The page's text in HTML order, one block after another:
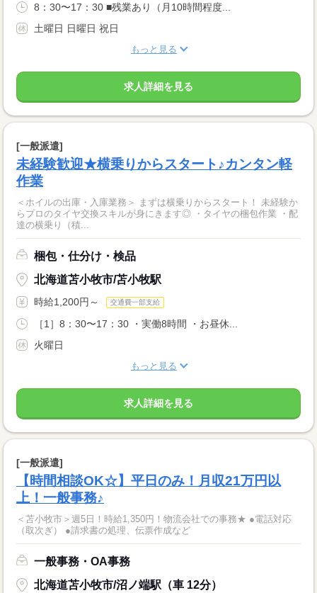
8：30〜17：30 ■残業あり（月10時間程度...
土曜日 日曜日 祝日
もっと見る
求人詳細を見る
[一般派遣]
未経験歓迎★横乗りからスタート♪カンタン軽
作業
＜ホイルの出庫・入庫業務＞ まずは横乗りからスタート！ 未経験か
らプロのタイヤ交換スキルが身にきます◎ ・タイヤの梱包作業 ・配
達の横乗り（積...
梱包・仕分け・検品
北海道苫小牧市/苫小牧駅
時給1,200円～ 交通費一部支給
［1］8：30〜17：30 ・実働8時間 ・お昼休...
火曜日
もっと見る
求人詳細を見る
[一般派遣]
【時間相談OK☆】平日のみ！月収21万円以
上！一般事務♪
＜苫小牧市＞週5日！時給1,350円！物流会社での事務★ ●電話対応
（取次ぎ） ●請求書の処理、伝票作成など
一般事務・OA事務
北海道苫小牧市/沼ノ端駅（車 12分）